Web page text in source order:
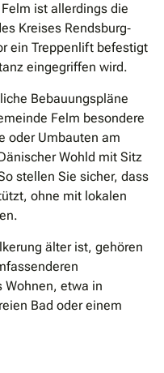
ist allerdings die
Kreises Rendsburg‐
ein Treppenlift befestigt
eingegriffen wird.
Bebauungspläne
Felm besondere
oder Umbauten am
Wohld mit Sitz
stellen Sie sicher, dass
ohne mit lokalen
älter ist, gehören
Wohnen, etwa in
Bad oder einem